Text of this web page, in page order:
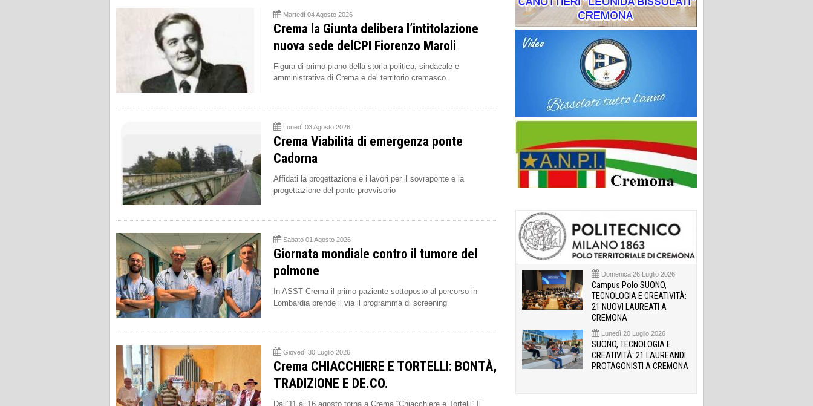
Martedì 04 Agosto 2026
Crema la Giunta delibera l’intitolazione
nuova sede delCPI Fiorenzo Maroli
Figura di primo piano della storia politica, sindacale e
amministrativa di Crema e del territorio cremasco.
Lunedì 03 Agosto 2026
Crema Viabilità di emergenza ponte
Cadorna
Affidati la progettazione e i lavori per il sovraponte e la
progettazione del ponte provvisorio
Sabato 01 Agosto 2026
Giornata mondiale contro il tumore del
polmone
In ASST Crema il primo paziente sottoposto al percorso in
Lombardia prende il via il programma di screening
Giovedì 30 Luglio 2026
Crema CHIACCHIERE E TORTELLI: BONTÀ,
TRADIZIONE E DE.CO.
Dall’11 al 16 agosto torna a Crema “Chiacchiere e Tortelli“ Il
Domenica 26 Luglio 2026
Campus Polo SUONO,
TECNOLOGIA E CREATIVITÀ:
21 NUOVI LAUREATI A
CREMONA
Lunedì 20 Luglio 2026
SUONO, TECNOLOGIA E
CREATIVITÀ: 21 LAUREANDI
PROTAGONISTI A CREMONA